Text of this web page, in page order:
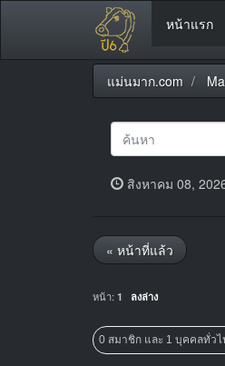
หน้าแรก
แม่นมาก.com
สิงหาคม 08,
« หน้าที่แล้ว
หน้า: 1 ลงล่าง
0 สมาชิก และ 1 บุคคลทั่ว